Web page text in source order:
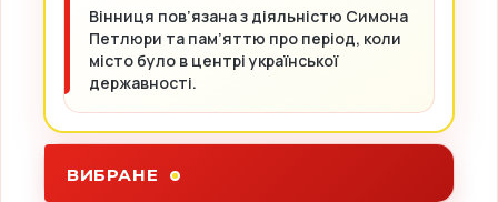
Вінниця пов’язана з діяльністю Симона
Петлюри та пам’яттю про період, коли
місто було в центрі української
державності.
ВИБРАНЕ